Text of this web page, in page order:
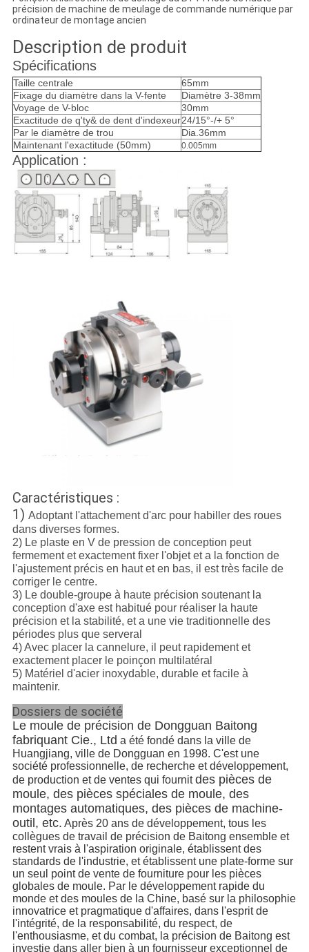
précision de machine de meulage de commande numérique par
ordinateur de montage ancien
Description de produit
Spécifications
Taille centrale
65mm
Fixage du diamètre dans la V-fente
Diamètre 3-38mm
Voyage de V-bloc
30mm
Exactitude de q'ty& de dent d'indexeur24/15°-/+ 5°
Par le diamètre de trou
Dia.36mm
Maintenant l'exactitude (50mm)
0.005mm
Application :
Caractéristiques :
1) Adoptant l'attachement d'arc pour habiller des roues
dans diverses formes.
2) Le plaste en V de pression de conception peut
fermement et exactement fixer l'objet et a la fonction de
l'ajustement précis en haut et en bas, il est très facile de
corriger le centre.
3) Le double-groupe à haute précision soutenant la
conception d'axe est habitué pour réaliser la haute
précision et la stabilité, et a une vie traditionnelle des
périodes plus que serveral
4) Avec placer la cannelure, il peut rapidement et
exactement placer le poinçon multilatéral
5) Matériel d'acier inoxydable, durable et facile à
maintenir.
Dossiers de société
Le moule de précision de Dongguan Baitong
fabriquant Cie., Ltd a été fondé dans la ville de
Huangjiang, ville de Dongguan en 1998. C'est une
société professionnelle, de recherche et développement,
de production et de ventes qui fournitdes pièces de
moule, des pièces spéciales de moule, des
montages automatiques, des pièces de machine-
outil, etc. Après 20 ans de développement, tous les
collègues de travail de précision de Baitong ensemble et
restent vrais à l'aspiration originale, établissent des
standards de l'industrie, et établissent une plate-forme sur
un seul point de vente de fourniture pour les pièces
globales de moule. Par le développement rapide du
monde et des moules de la Chine, basé sur la philosophie
innovatrice et pragmatique d'affaires, dans l'esprit de
l'intégrité, de la responsabilité, du respect, de
l'enthousiasme, et du combat, la précision de Baitong est
investie dans aller bien à un fournisseur exceptionnel de